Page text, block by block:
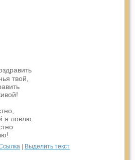
твой,
я ловлю.
| Выделить текст